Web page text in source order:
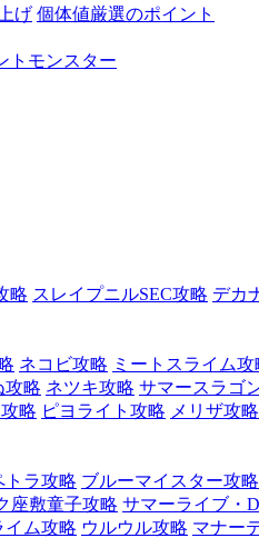
げ 個体値厳選のポイント
トモンスター
略 スレイプニルSEC攻略 デカ
ネコビ攻略 ミートスライム攻
攻略 ネツキ攻略 サマースラゴ
略 ピヨライト攻略 メリザ攻略
トラ攻略 ブルーマイスター攻略
座敷童子攻略 サマーライブ・
イム攻略 ウルウル攻略 マナー